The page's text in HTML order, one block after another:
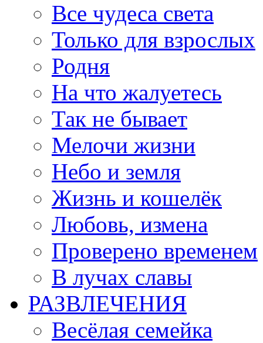
Все чудеса света
Только для взрослых
Родня
На что жалуетесь
Так не бывает
Мелочи жизни
Небо и земля
Жизнь и кошелёк
Любовь, измена
Проверено временем
В лучах славы
РАЗВЛЕЧЕНИЯ
Весёлая семейка